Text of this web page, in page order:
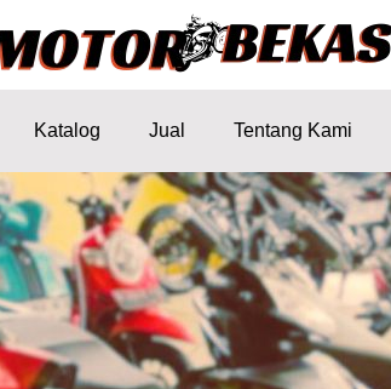
Katalog Jual Tentang Kami